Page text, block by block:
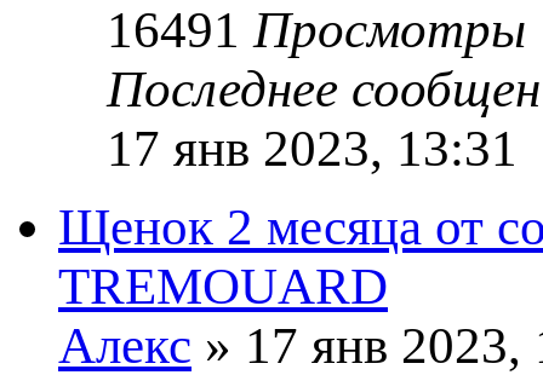
16491 Просмотры
Последнее
17 янв 2023, 13:31
Щенок 2 месяца от
TREMOUARD
Алекс » 17 янв